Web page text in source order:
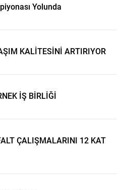
Yolunda
KALİTESİNİ ARTIRIYOR
İŞ BİRLİĞİ
ÇALIŞMALARINI 12 KAT